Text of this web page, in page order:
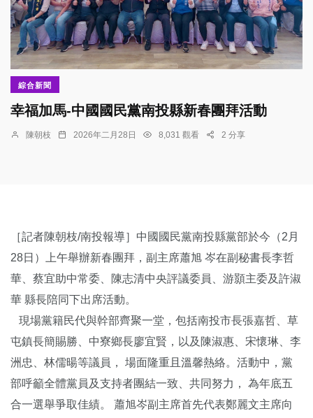
綜合新聞
幸福加馬-中國國民黨南投縣新春團拜活動
陳朝枝 2026年二月28日 8,031 觀看 2 分享
［記者陳朝枝/南投報導］中國國民黨南投縣黨部於今（2月
28日）上午舉辦新春團拜，副主席蕭旭 岑在副秘書長李哲
華、蔡宜助中常委、陳志清中央評議委員、游顥主委及許淑
華 縣長陪同下出席活動。
現場黨籍民代與幹部齊聚一堂，包括南投市長張嘉哲、草
屯鎮長簡賜勝、中寮鄉長廖宜賢，以及陳淑惠、宋懷琳、李
洲忠、林儒暘等議員， 場面隆重且溫馨熱絡。活動中，黨
部呼籲全體黨員及支持者團結一致、共同努力， 為年底五
合一選舉爭取佳績。 蕭旭岑副主席首先代表鄭麗文主席向